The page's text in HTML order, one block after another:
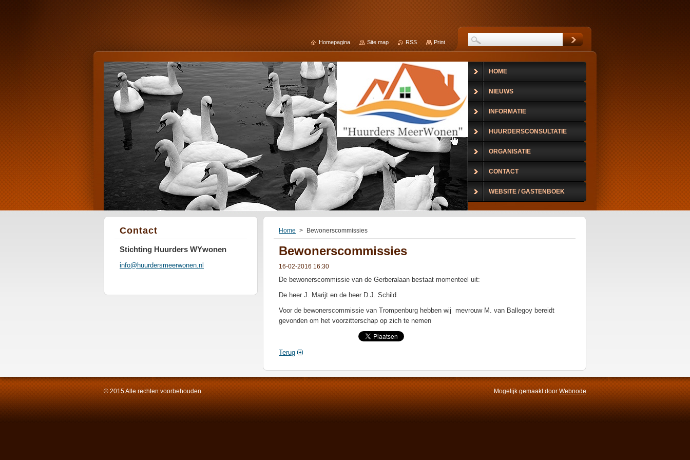
Home > Bewonerscommissies
Bewonerscommissies
16-02-2016 16:30
De bewonerscommissie van de Gerberalaan bestaat momenteel uit:
De heer J. Marijt en de heer D.J. Schild.
Voor de bewonerscommissie van Trompenburg hebben wij mevrouw M. van Ballegoy bereidt
gevonden om het voorzitterschap op zich te nemen
Terug
Contact
Stichting Huurders WYwonen
info@huurdersmeerwonen.nl
HOME
NIEUWS
INFORMATIE
HUURDERSCONSULTATIE
ORGANISATIE
CONTACT
WEBSITE / GASTENBOEK
Homepagina Site map RSS Print
© 2015 Alle rechten voorbehouden. Mogelijk gemaakt door Webnode